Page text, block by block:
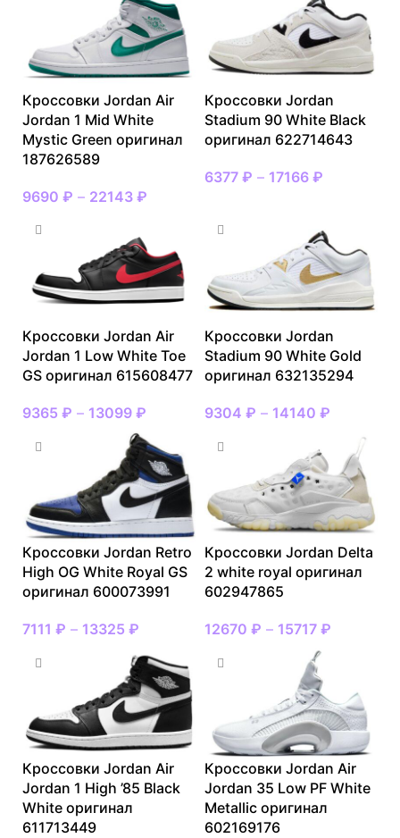
Кроссовки Jordan Air
Jordan 1 Mid White
Mystic Green оригинал
187626589
9690 ₽ – 22143 ₽
Кроссовки Jordan
Stadium 90 White Black
оригинал 622714643
6377 ₽ – 17166 ₽
Кроссовки Jordan Air
Jordan 1 Low White Toe
GS оригинал 615608477
9365 ₽ – 13099 ₽
Кроссовки Jordan
Stadium 90 White Gold
оригинал 632135294
9304 ₽ – 14140 ₽
Кроссовки Jordan Retro
High OG White Royal GS
оригинал 600073991
7111 ₽ – 13325 ₽
Кроссовки Jordan Delta
2 white royal оригинал
602947865
12670 ₽ – 15717 ₽
Кроссовки Jordan Air
Jordan 1 High ’85 Black
White оригинал
611713449
Кроссовки Jordan Air
Jordan 35 Low PF White
Metallic оригинал
602169176